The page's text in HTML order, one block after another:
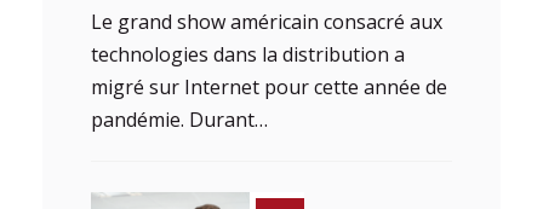
Le grand show américain consacré aux
technologies dans la distribution a
migré sur Internet pour cette année de
pandémie. Durant…